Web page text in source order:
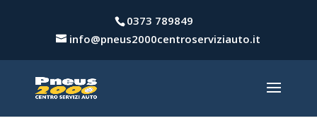
0373 789849
info@pneus2000centroserviziauto.it